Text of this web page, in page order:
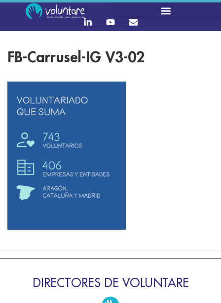
FB-Carrusel-IG V3-02
DIRECTORES DE VOLUNTARE